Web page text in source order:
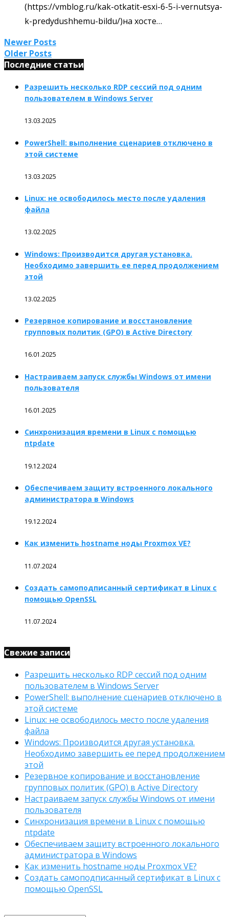
(https://vmblog.ru/kak-otkatit-esxi-6-5-i-vernutsya-
k-predydushhemu-bildu/)на хосте…
Newer Posts
Older Posts
Последние статьи
Разрешить несколько RDP сессий под одним
пользователем в Windows Server
13.03.2025
PowerShell: выполнение сценариев отключено в
этой системе
13.03.2025
Linux: не освободилось место после удаления
файла
13.02.2025
Windows: Производится другая установка.
Необходимо завершить ее перед продолжением
этой
13.02.2025
Резервное копирование и восстановление
групповых политик (GPO) в Active Directory
16.01.2025
Настраиваем запуск службы Windows от имени
пользователя
16.01.2025
Синхронизация времени в Linux с помощью
ntpdate
19.12.2024
Обеспечиваем защиту встроенного локального
администратора в Windows
19.12.2024
Как изменить hostname ноды Proxmox VE?
11.07.2024
Создать самоподписанный сертификат в Linux с
помощью OpenSSL
11.07.2024
Свежие записи
Разрешить несколько RDP сессий под одним
пользователем в Windows Server
PowerShell: выполнение сценариев отключено в
этой системе
Linux: не освободилось место после удаления
файла
Windows: Производится другая установка.
Необходимо завершить ее перед продолжением
этой
Резервное копирование и восстановление
групповых политик (GPO) в Active Directory
Настраиваем запуск службы Windows от имени
пользователя
Синхронизация времени в Linux с помощью
ntpdate
Обеспечиваем защиту встроенного локального
администратора в Windows
Как изменить hostname ноды Proxmox VE?
Создать самоподписанный сертификат в Linux с
помощью OpenSSL